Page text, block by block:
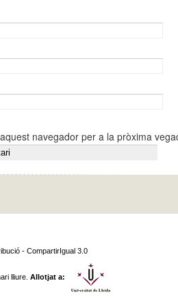
navegador per a la pròxima
- CompartirIgual 3.0
lliure. Allotjat a: